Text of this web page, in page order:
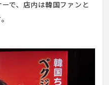
で、店内は韓国ファンと